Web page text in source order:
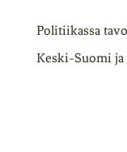
Politiikassa
Keski-Suomi ja